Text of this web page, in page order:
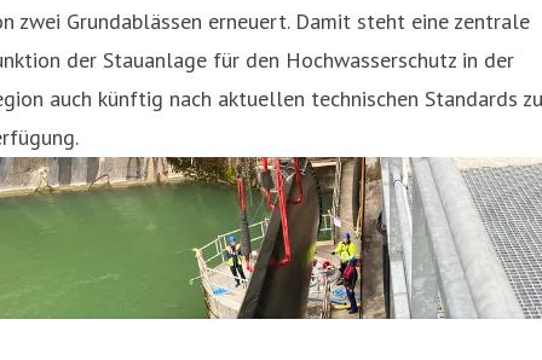
zwei Grundablässen erneuert. Damit steht eine zentrale
der Stauanlage für den Hochwasserschutz in der
auch künftig nach aktuellen technischen Standards